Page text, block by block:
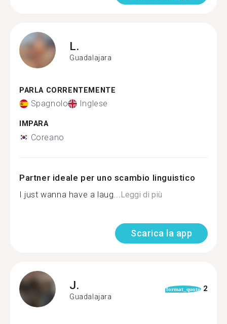
L.
Guadalajara
PARLA CORRENTEMENTE
Spagnolo Inglese
IMPARA
Coreano
Partner ideale per uno scambio linguistico
I just wanna have a laug... Leggi di più
Scarica la app
J.
Guadalajara
format_quote 2